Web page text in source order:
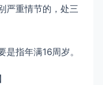
严重情节的，处三
指年满16周岁。